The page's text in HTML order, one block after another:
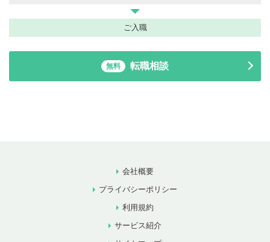
ご入職
無料 転職相談
会社概要
プライバシーポリシー
利用規約
サービス紹介